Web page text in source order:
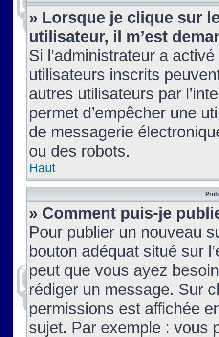
» Lorsque je clique sur
utilisateur, il m’est
Si l’administrateur a
utilisateurs inscrits
autres utilisateurs par
permet d’empêcher une
de messagerie
ou des robots.
Haut
» Comment puis-je
Pour publier un nouveau
bouton adéquat situé sur
peut que vous ayez
rédiger un message. Sur
permissions est affichée
sujet. Par exemple : vous